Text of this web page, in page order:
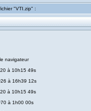
"VTI.zip" :
navigateur
à 10h15 49s
à 16h39 12s
à 10h15 49s
à 1h00 00s